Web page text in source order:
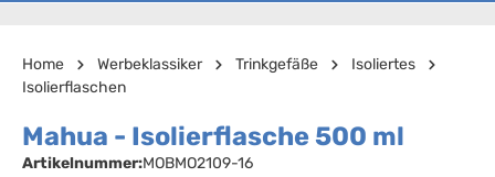
Home Werbeklassiker Trinkgefäße
Isoliertes
Isolierflaschen
Mahua - Isolierflasche 500 ml
Artikelnummer:MOBMO2109-16